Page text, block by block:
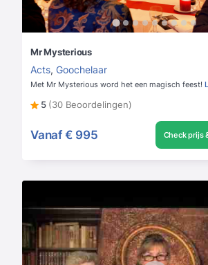
Mr Mysterious
Acts, Goochelaar
Met Mr Mysterious word het een magisch feest!
5 (30 Beoordelingen)
Vanaf € 995 Check prijs